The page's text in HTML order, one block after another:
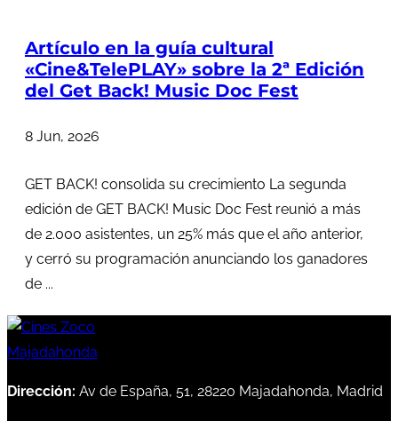
Artículo en la guía cultural
«Cine&TelePLAY» sobre la 2ª Edición
del Get Back! Music Doc Fest
8 Jun, 2026
GET BACK! consolida su crecimiento La segunda
edición de GET BACK! Music Doc Fest reunió a más
de 2.000 asistentes, un 25% más que el año anterior,
y cerró su programación anunciando los ganadores
de ...
Dirección: Av de España, 51, 28220 Majadahonda, Madrid